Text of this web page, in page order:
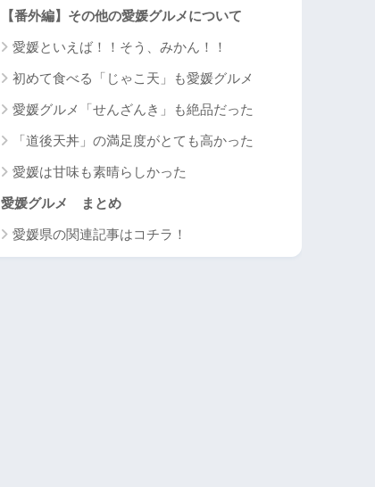
【番外編】その他の愛媛グルメについて
愛媛といえば！！そう、みかん！！
初めて食べる「じゃこ天」も愛媛グルメ
愛媛グルメ「せんざんき」も絶品だった
「道後天丼」の満足度がとても高かった
愛媛は甘味も素晴らしかった
愛媛グルメ まとめ
愛媛県の関連記事はコチラ！